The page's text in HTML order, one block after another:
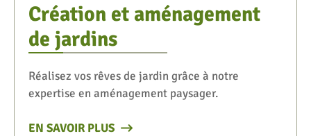
Création et aménagement
de jardins
Réalisez vos rêves de jardin grâce à notre
expertise en aménagement paysager.
EN SAVOIR PLUS